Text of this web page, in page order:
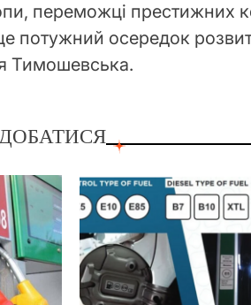
переможці престижних
потужний осередок
Тимошевська.